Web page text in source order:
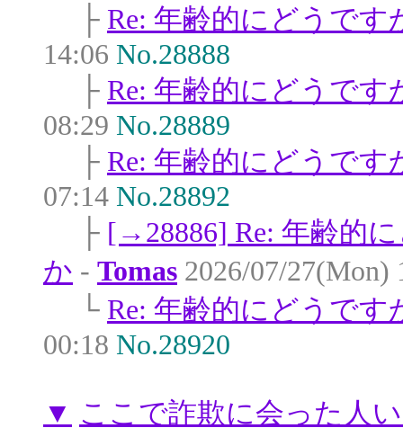
├ Re: 年齢的にどうです
14:06 No.28888
├ Re: 年齢的にどうです
08:29 No.28889
├ Re: 年齢的にどうです
07:14 No.28892
├ [→28886] Re: 年齢的
か - Tomas 2026/07/27(Mon)
└ Re: 年齢的にどうです
00:18 No.28920
▼ ここで詐欺に会った人